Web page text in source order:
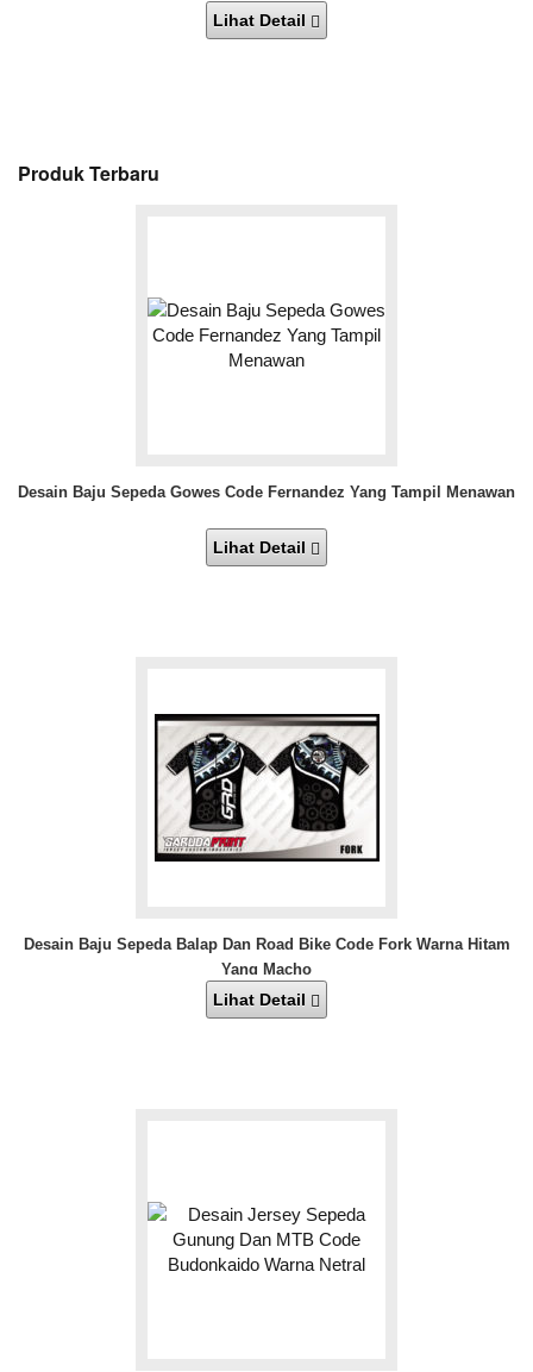
Lihat Detail
Produk Terbaru
Desain Baju Sepeda Gowes Code Fernandez Yang Tampil Menawan
Lihat Detail
Desain Baju Sepeda Balap Dan Road Bike Code Fork Warna Hitam
Yang Macho
Lihat Detail